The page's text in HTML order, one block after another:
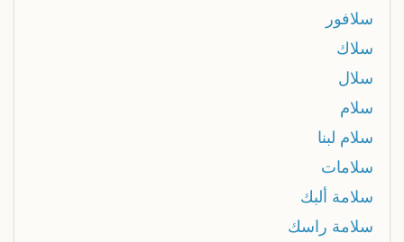
سلافور
سلاك
سلال
سلام
سلام لبنا
سلامات
سلامة ألبك
سلامة راسك